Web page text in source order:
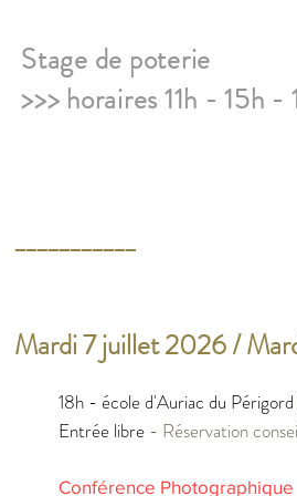
Stage de poterie
>>> horaires 11h - 15h -
___________
Mardi 7 juillet 2026 /
18h - école d'Auriac du Périgord
Entrée libre - Réservation
Conférence Photographique